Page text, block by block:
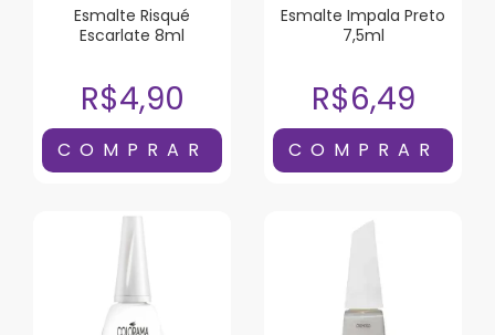
Esmalte Risqué
Escarlate 8ml
R$4,90
Esmalte Impala Preto
7,5ml
R$6,49